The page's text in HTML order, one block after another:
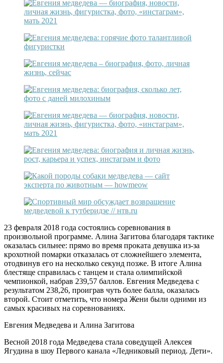
23 февраля 2018 года состоялись соревнования в
произвольной программе. Алина Загитова благодаря тактике
оказалась сильнее: прямо во время проката девушка из-за
крохотной помарки отказалась от сложнейшего элемента,
отодвинув его на несколько секунд позже. В итоге Алина
блестяще справилась с танцем и стала олимпийской
чемпионкой, набрав 239,57 баллов. Евгения Медведева с
результатом 238,26, проиграв чуть более балла, оказалась
второй. Стоит отметить, что номера Жени были одними из
самых красивых на соревнованиях.
Евгения Медведева и Алина Загитова
Весной 2018 года Медведева стала соведущей Алексея
Ягудина в шоу Первого канала «Ледниковый период. Дети».